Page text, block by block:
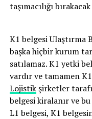
taşımacılığı
K1 belgesi Ulaştırma
başka hiçbir kurum
satılamaz. K1 yetki
vardır ve tamamen
Lojistikşirketler
belgesi kiralanır ve
L1 belgesi, K1